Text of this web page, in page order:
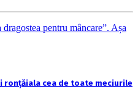
pentru mâncare”. Așa
ronțăiala cea de toate meciurile